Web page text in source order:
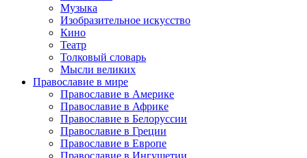
Музыка
Изобразительное искусство
Кино
Театр
Толковый словарь
Мысли великих
Православие в мире
Православие в Америке
Православие в Африке
Православие в Белоруссии
Православие в Греции
Православие в Европе
Православие в Ингушетии